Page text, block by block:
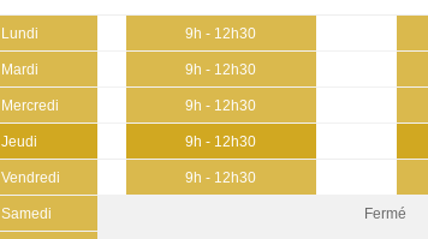
Lundi 9h - 12h30
Mardi 9h - 12h30
Mercredi 9h - 12h30
Jeudi 9h - 12h30
Vendredi 9h - 12h30
Samedi Fermé